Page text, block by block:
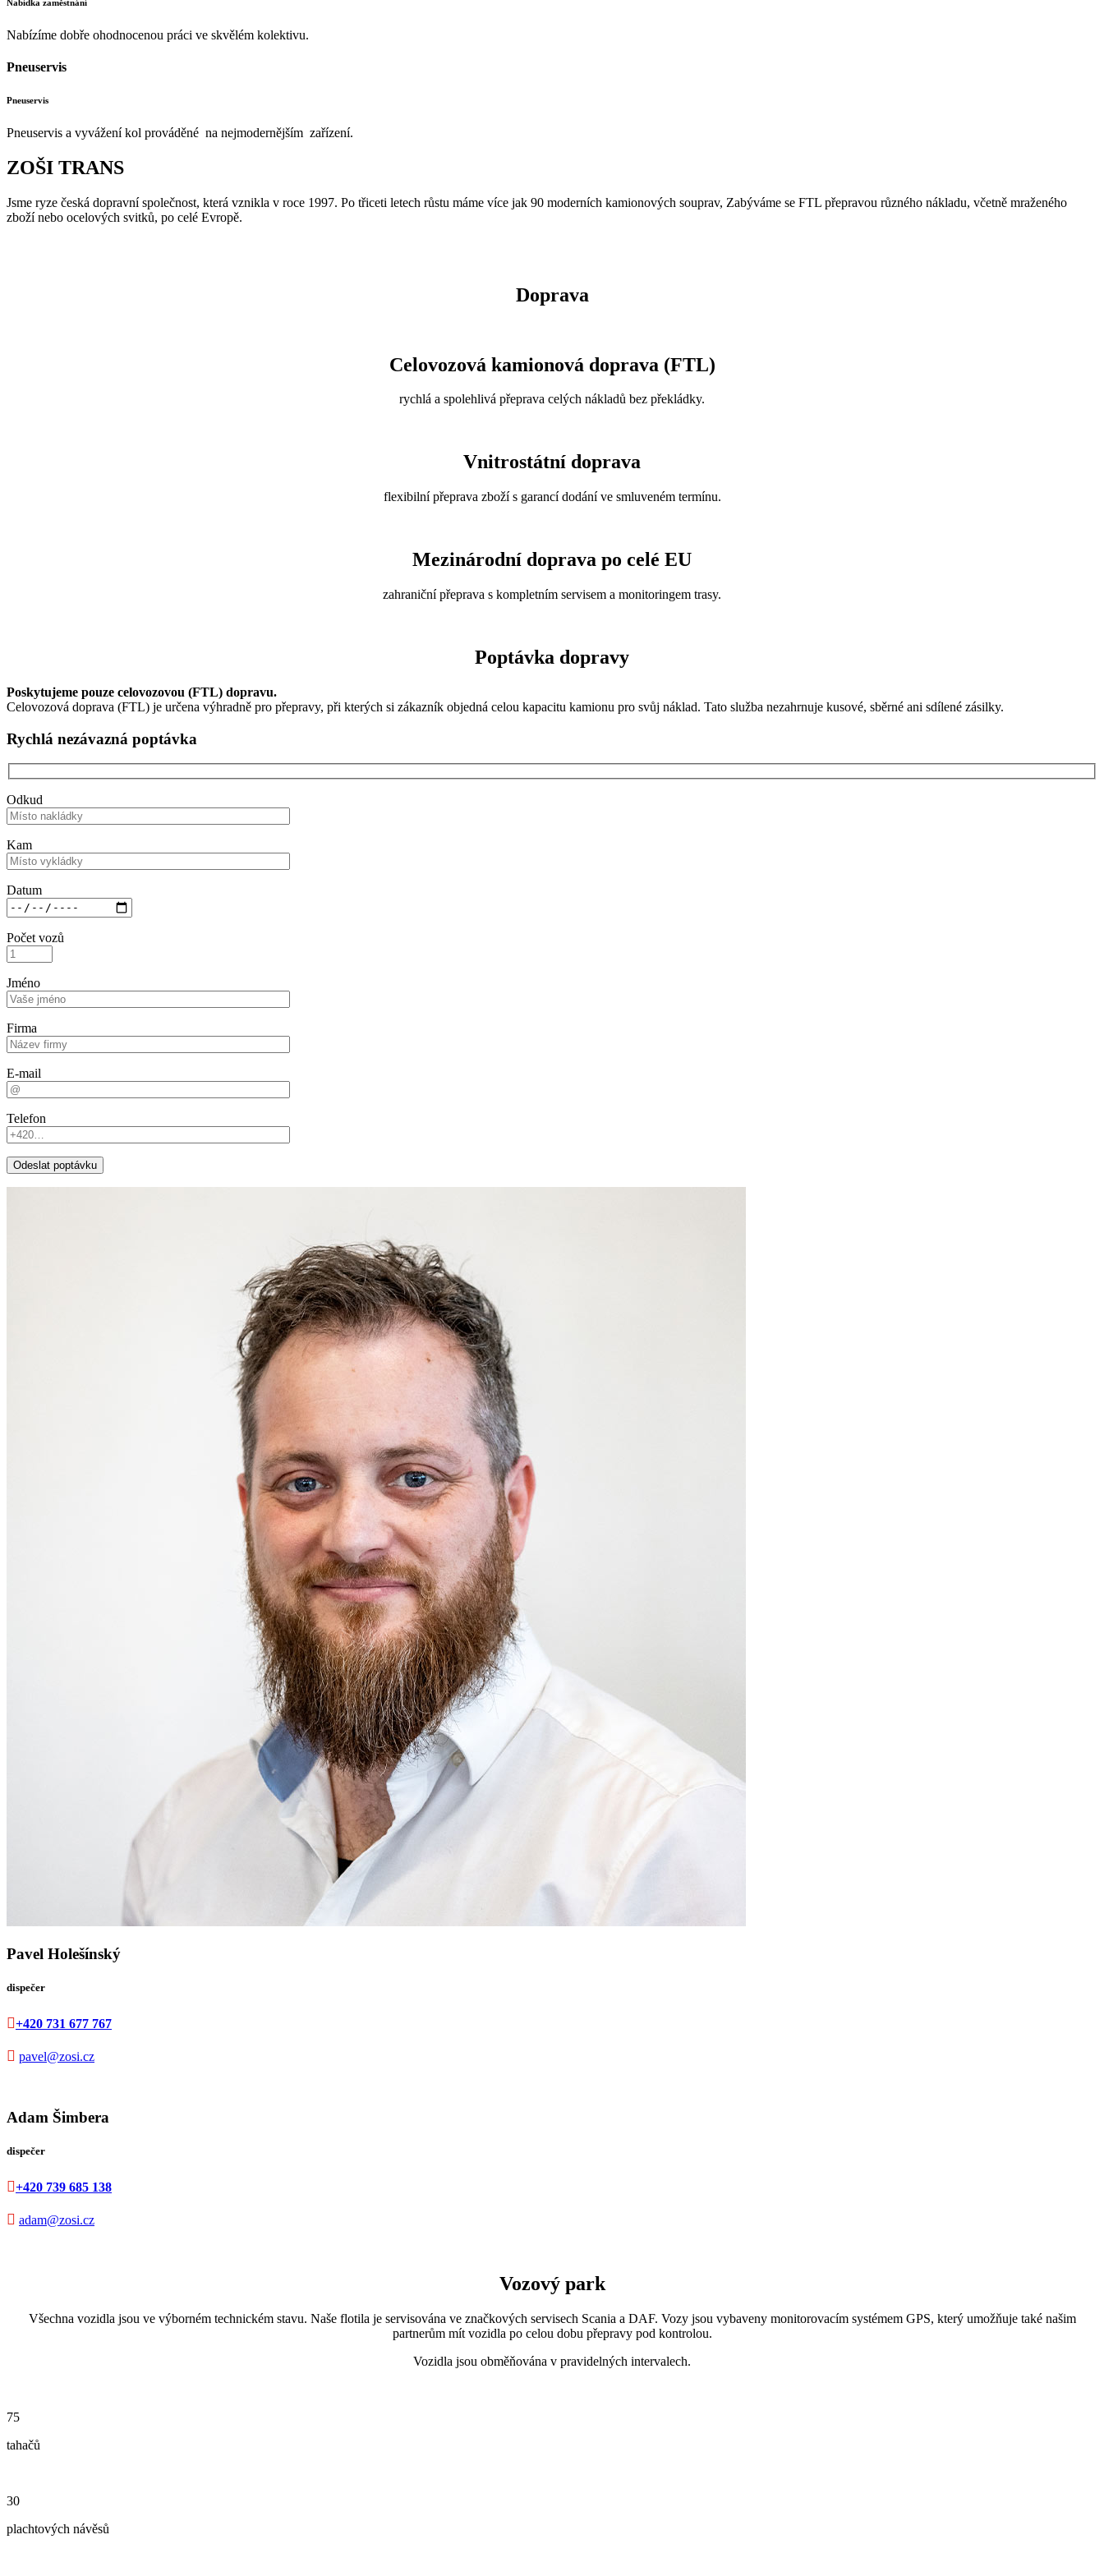
Nabídka zaměstnání
Nabízíme dobře ohodnocenou práci ve skvělém kolektivu.
Pneuservis
Pneuservis
Pneuservis a vyvážení kol prováděné na nejmodernějším zařízení.
ZOŠI TRANS
Jsme ryze česká dopravní společnost, která vznikla v roce 1997. Po třiceti letech růstu máme více jak 90 moderních kamionových souprav, Zabýváme se FTL přepravou různého nákladu, včetně mraženého
zboží nebo ocelových svitků, po celé Evropě.
Doprava
Celovozová kamionová doprava (FTL)
rychlá a spolehlivá přeprava celých nákladů bez překládky.
Vnitrostátní doprava
flexibilní přeprava zboží s garancí dodání ve smluveném termínu.
Mezinárodní doprava po celé EU
zahraniční přeprava s kompletním servisem a monitoringem trasy.
Poptávka dopravy
Poskytujeme pouze celovozovou (FTL) dopravu.
Celovozová doprava (FTL) je určena výhradně pro přepravy, při kterých si zákazník objedná celou kapacitu kamionu pro svůj náklad. Tato služba nezahrnuje kusové, sběrné ani sdílené zásilky.
Rychlá nezávazná poptávka
Odkud
Kam
Datum
Počet vozů
Jméno
Firma
E-mail
Telefon
Pavel Holešínský
dispečer
+420 731 677 767
 pavel@zosi.cz
Adam Šimbera
dispečer
+420 739 685 138
 adam@zosi.cz
Vozový park
Všechna vozidla jsou ve výborném technickém stavu. Naše flotila je servisována ve značkových servisech Scania a DAF. Vozy jsou vybaveny monitorovacím systémem GPS, který umožňuje také našim
partnerům mít vozidla po celou dobu přepravy pod kontrolou.
Vozidla jsou obměňována v pravidelných intervalech.
75
tahačů
30
plachtových návěsů